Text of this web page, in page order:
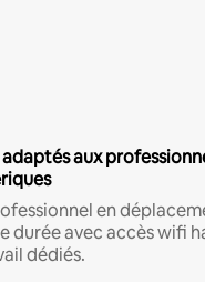
aux
en
durée avec accès wifi
dédiés.